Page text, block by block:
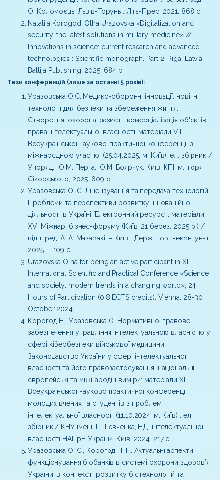
О. Коломоєць. Львів-Торунь : Ліга-Прес, 2021. 868 с.
Nataliia Korogod, Olha Urazovska «Digitalization and
security: the latest solutions in military medicine» //
Innovations in science: current research and advanced
technologies : Scientific monograph. Part 2. Riga, Latvia:
Baltija Publishing, 2025. 684 p
Тези конференцій (лише за останні 5 років):
Уразовська О.С. Медико-оборонні інновації: новітні
технології для безпеки та збереження життя.
Створення, охорона, захист і комерціалізація об'єктів
права інтелектуальної власності: матеріали VІІI
Всеукраїнської науково-практичної конференції з
міжнародною участю, (25.04.2025, м. Київ): ел. збірник /
Упоряд.: Ю.М. Перга., О.М. Боярчук. Київ: КПІ ім. Ігоря
Сікорського, 2025. 609 с.
Уразовська О. С. Ліцензування та передача технологій.
Проблеми та перспективи розвитку інноваційної
діяльності в Україні [Електронний ресурс] : матеріали
ХVІ Міжнар. бізнес-форуму (Київ, 21 берез. 2025 р.) /
відп. ред. А. А. Мазаракі. – Київ : Держ. торг.-екон. ун-т,
2025. – 109 с.
Urazovska Olha for being an active participant in XII
International Scientific and Practical Conference «Science
and society: modern trends in a changing world», 24
Hours of Participation (0,8 ECTS credits), Vienna, 28-30
October 2024.
Корогод Н., Уразовська О. Нормативно-правове
забезпечення управління інтелектуальною власністю у
сфері кібербезпеки військової медицини.
Законодавство України у сфері інтелектуальної
власності та його правозастосування: національні,
європейські та міжнародні виміри: матеріали XІІ
Всеукраїнської науково практичної конференції
молодих вчених та студентів з проблем
інтелектуальної власності (11.10.2024, м. Київ) : ел.
збірник / КНУ імені Т. Шевченка, НДІ інтелектуальної
власності НАПрН України. Київ, 2024. 217 с
Уразовська О. С., Корогод Н. П. Актуальні аспекти
функціонування біобанків в системі охорони здоров’я
України: в контексті розвитку біотехнологій та